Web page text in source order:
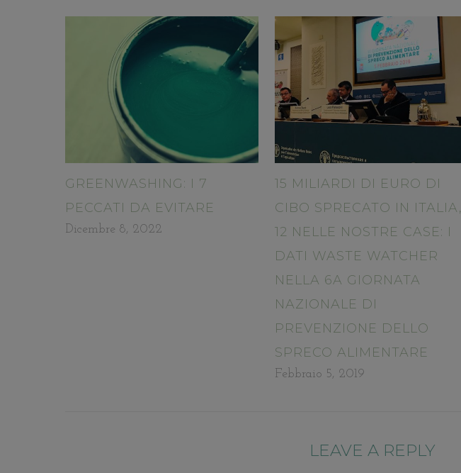
GREENWASHING: I 7
PECCATI DA EVITARE
Dicembre 8, 2022
15 MILIARDI DI EURO DI
CIBO SPRECATO IN ITALIA,
12 NELLE NOSTRE CASE: I
DATI WASTE WATCHER
NELLA 6A GIORNATA
NAZIONALE DI
PREVENZIONE DELLO
SPRECO ALIMENTARE
Febbraio 5, 2019
LEAVE A REPLY